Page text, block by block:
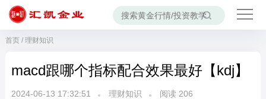
首页/ 理财知识
macd跟哪个指标配合效果最好【kdj】
2024-06-13 17:32:51 理财知识 阅读 206